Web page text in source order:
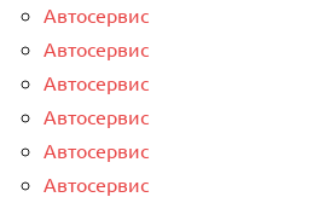
Автосервис
Автосервис
Автосервис
Автосервис
Автосервис
Автосервис